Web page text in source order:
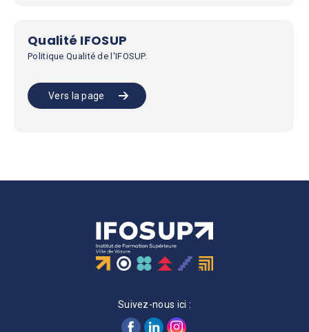
Qualité IFOSUP
Politique Qualité de l'IFOSUP.
Vers la page
Suivez-nous ici :